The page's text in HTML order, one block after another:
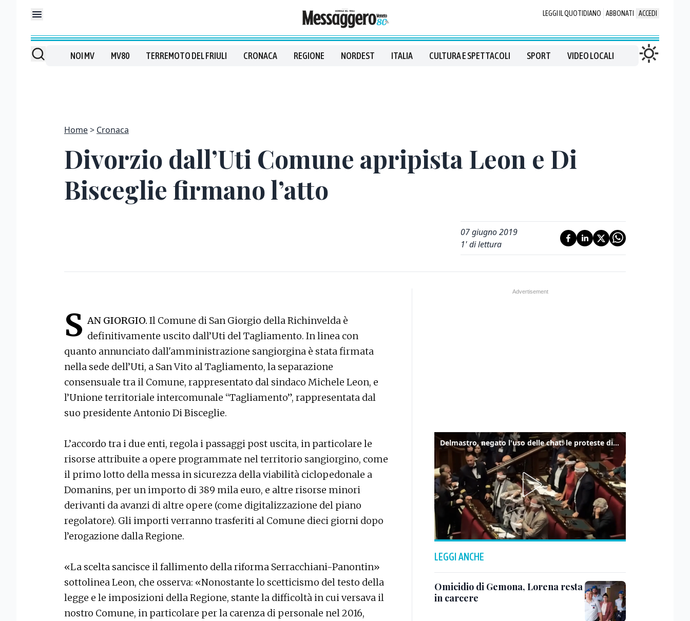
LEGGI IL QUOTIDIANO ABBONATI ACCEDI
NOI MV MV80 TERREMOTO DEL FRIULI CRONACA REGIONE NORDEST ITALIA CULTURA E SPETTACOLI SPORT VIDEO LOCALI
Home Cronaca
Divorzio dall’Uti Comune apripista Leon e Di
Bisceglie firmano l’atto
07 giugno 2019
1' di lettura
S AN GIORGIO. Il Comune di San Giorgio della Richinvelda è
definitivamente uscito dall’Uti del Tagliamento. In linea con
quanto annunciato dall'amministrazione sangiorgina è stata firmata
nella sede dell’Uti, a San Vito al Tagliamento, la separazione
consensuale tra il Comune, rappresentato dal sindaco Michele Leon, e
l’Unione territoriale intercomunale “Tagliamento”, rappresentata dal
suo presidente Antonio Di Bisceglie.
L’accordo tra i due enti, regola i passaggi post uscita, in particolare le
risorse attribuite a opere programmate nel territorio sangiorgino, come
il primo lotto della messa in sicurezza della viabilità ciclopedonale a
Domanins, per un importo di 389 mila euro, e altre risorse minori
derivanti da avanzi di altre opere (come digitalizzazione del piano
regolatore). Gli importi verranno trasferiti al Comune dieci giorni dopo
l’erogazione dalla Regione.
«La scelta sancisce il fallimento della riforma Serracchiani-Panontin»
sottolinea Leon, che osserva: «Nonostante lo scetticismo del testo della
legge e le imposizioni della Regione, stante la difficoltà in cui versava il
nostro Comune, in particolare per la carenza di personale nel 2016,
Delmastro, negato l'uso delle chat: le proteste di Avs e M5s
LEGGI ANCHE
Omicidio di Gemona, Lorena resta
in carcere